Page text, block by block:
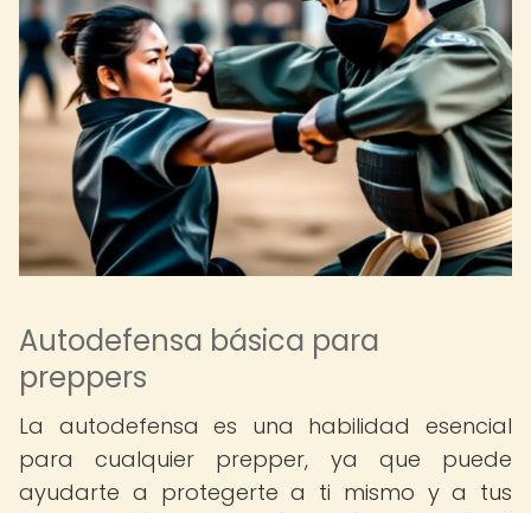
Autodefensa básica para
preppers
La autodefensa es una habilidad esencial
para cualquier prepper, ya que puede
ayudarte a protegerte a ti mismo y a tus